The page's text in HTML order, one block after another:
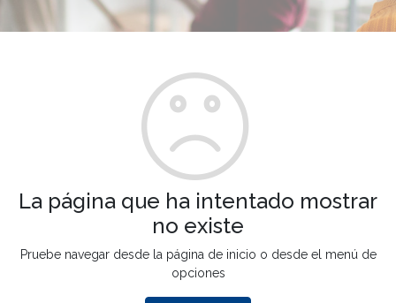
La página que ha intentado mostrar
no existe
Pruebe navegar desde la página de inicio o desde el menú de
opciones